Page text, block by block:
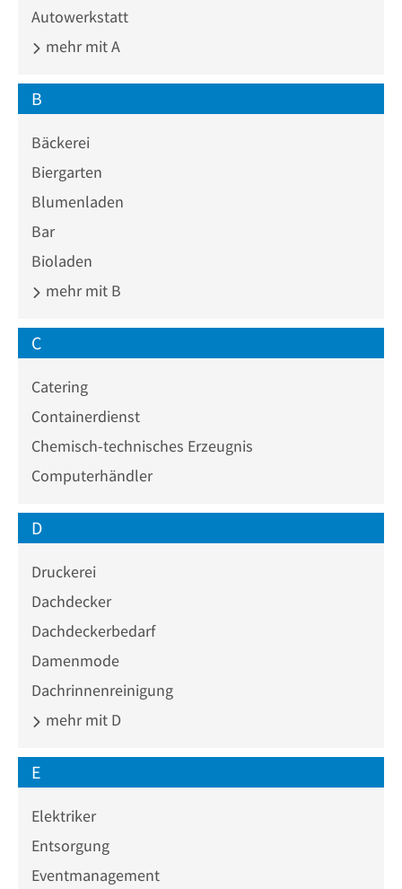
Autowerkstatt
mehr mit A
B
Bäckerei
Biergarten
Blumenladen
Bar
Bioladen
mehr mit B
C
Catering
Containerdienst
Chemisch-technisches Erzeugnis
Computerhändler
D
Druckerei
Dachdecker
Dachdeckerbedarf
Damenmode
Dachrinnenreinigung
mehr mit D
E
Elektriker
Entsorgung
Eventmanagement